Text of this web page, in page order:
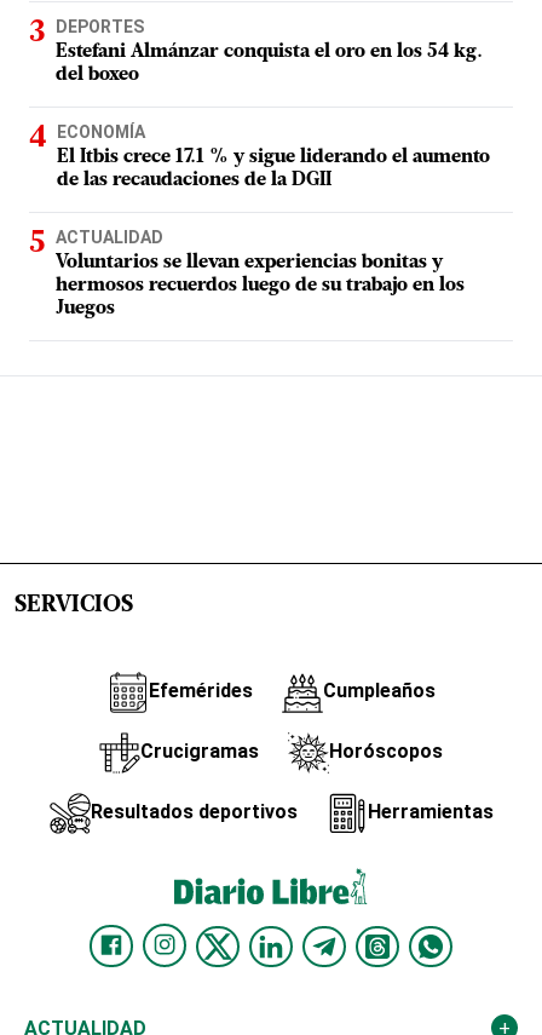
DEPORTES
Estefani Almánzar conquista el oro en los 54 kg.
del boxeo
ECONOMÍA
El Itbis crece 17.1 % y sigue liderando el aumento
de las recaudaciones de la DGII
ACTUALIDAD
Voluntarios se llevan experiencias bonitas y
hermosos recuerdos luego de su trabajo en los
Juegos
SERVICIOS
Efemérides Cumpleaños
Crucigramas Horóscopos
Resultados deportivos Herramientas
ACTUALIDAD